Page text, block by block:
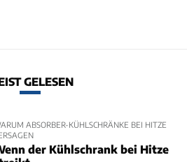
GELESEN
ABSORBER-KÜHLSCHRÄNKE BEI HITZE
der Kühlschrank bei Hitze